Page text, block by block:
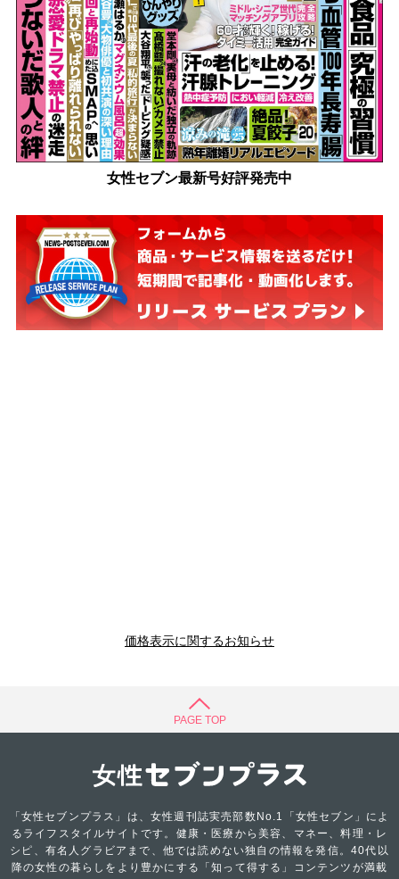
女性セブン最新号好評発売中
価格表示に関するお知らせ
PAGE TOP
「女性セブンプラス」は、女性週刊誌実売部数No.1「女性セブン」によ
るライフスタイルサイトです。健康・医療から美容、マネー、料理・レ
シピ、有名人グラビアまで、他では読めない独自の情報を発信。40代以
降の女性の暮らしをより豊かにする「知って得する」コンテンツが満載